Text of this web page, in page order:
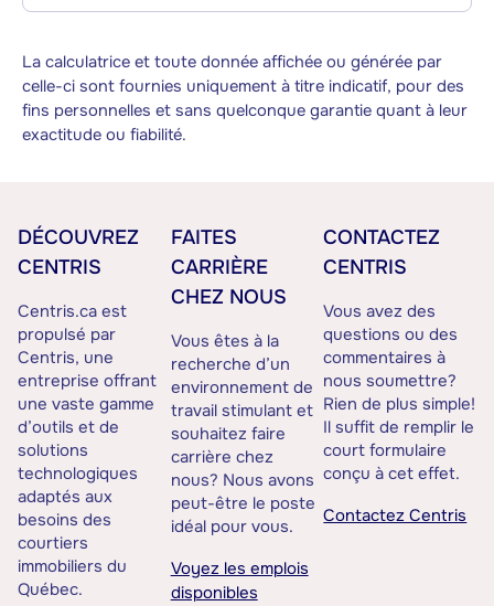
La calculatrice et toute donnée affichée ou générée par
celle-ci sont fournies uniquement à titre indicatif, pour des
fins personnelles et sans quelconque garantie quant à leur
exactitude ou fiabilité.
DÉCOUVREZ
CENTRIS
Centris.ca est
propulsé par
Centris, une
entreprise offrant
une vaste gamme
d’outils et de
solutions
technologiques
adaptés aux
besoins des
courtiers
immobiliers du
Québec.
FAITES
CARRIÈRE
CHEZ NOUS
Vous êtes à la
recherche d’un
environnement de
travail stimulant et
souhaitez faire
carrière chez
nous? Nous avons
peut-être le poste
idéal pour vous.
Voyez les emplois
disponibles
CONTACTEZ
CENTRIS
Vous avez des
questions ou des
commentaires à
nous soumettre?
Rien de plus simple!
Il suffit de remplir le
court formulaire
conçu à cet effet.
Contactez Centris